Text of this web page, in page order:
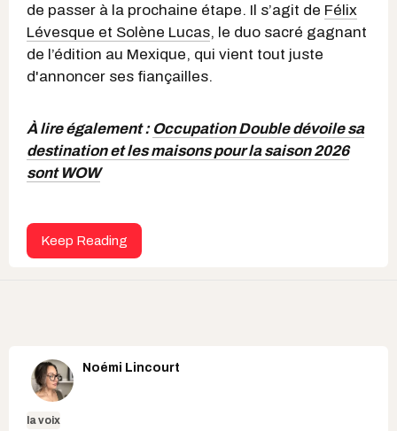
de passer à la prochaine étape. Il s’agit de Félix
Lévesque et Solène Lucas, le duo sacré gagnant
de l’édition au Mexique, qui vient tout juste
d'annoncer ses fiançailles.
À lire également : Occupation Double dévoile sa
destination et les maisons pour la saison 2026
sont WOW
Keep Reading
Noémi Lincourt
la voix